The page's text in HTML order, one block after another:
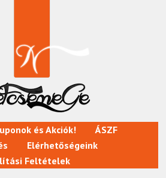
és Akciók!
ÁSZF
Elérhetőségeink
Feltételek